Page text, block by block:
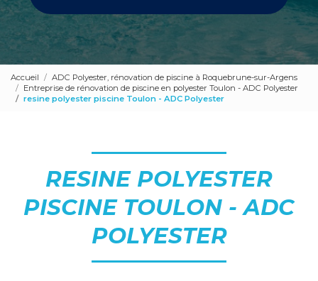
Accueil
ADC Polyester, rénovation de piscine à Roquebrune-sur-Argens
Entreprise de rénovation de piscine en polyester Toulon - ADC Polyester
resine polyester piscine Toulon - ADC Polyester
RESINE POLYESTER
PISCINE TOULON - ADC
POLYESTER